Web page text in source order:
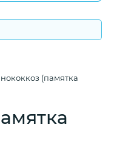
(памятка